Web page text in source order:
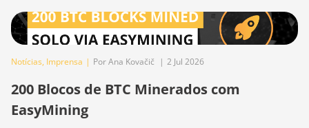
Notícias, Imprensa | Por Ana Kovačič | 2 Jul 2026
200 Blocos de BTC Minerados com
EasyMining